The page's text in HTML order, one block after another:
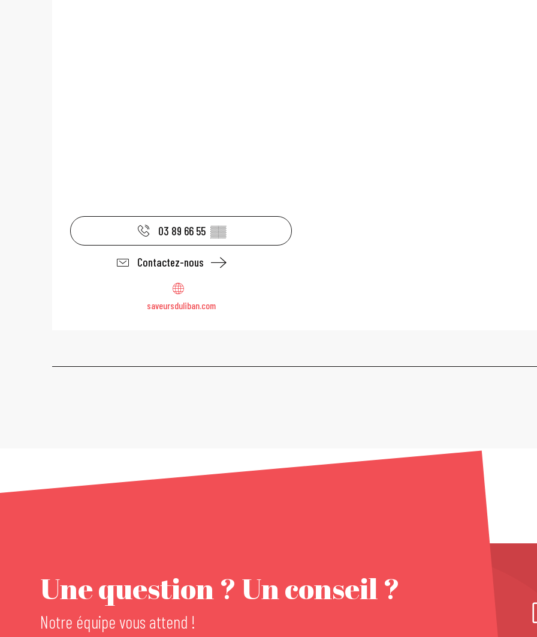
03 89 66 55 ▒▒
Contactez-nous
saveursduliban.com
Une question ? Un conseil ?
Notre équipe vous attend !